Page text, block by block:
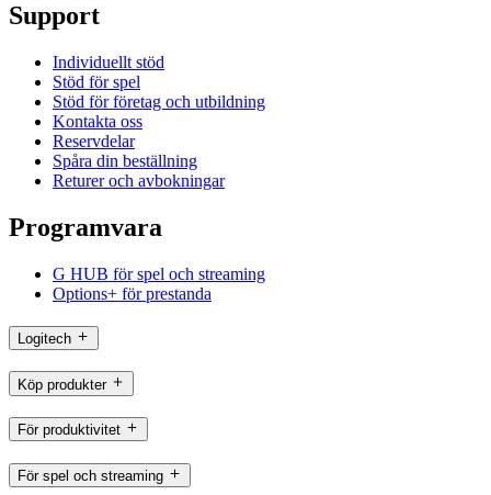
Support
Individuellt stöd
Stöd för spel
Stöd för företag och utbildning
Kontakta oss
Reservdelar
Spåra din beställning
Returer och avbokningar
Programvara
G HUB för spel och streaming
Options+ för prestanda
Logitech
Köp produkter
För produktivitet
För spel och streaming